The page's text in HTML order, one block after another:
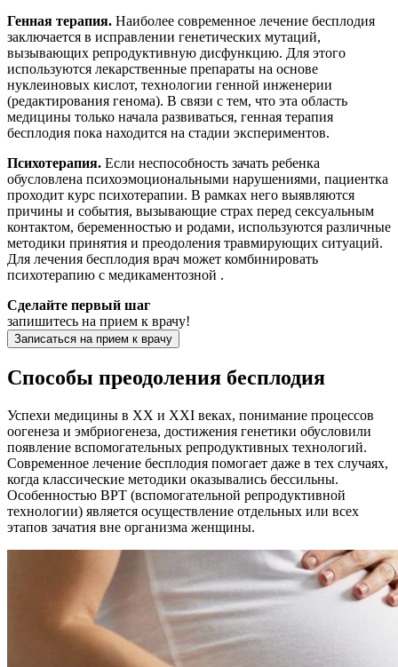
Генная терапия. Наиболее современное лечение бесплодия
заключается в исправлении генетических мутаций,
вызывающих репродуктивную дисфункцию. Для этого
используются лекарственные препараты на основе
нуклеиновых кислот, технологии генной инженерии
(редактирования генома). В связи с тем, что эта область
медицины только начала развиваться, генная терапия
бесплодия пока находится на стадии экспериментов.
Психотерапия. Если неспособность зачать ребенка
обусловлена психоэмоциональными нарушениями, пациентка
проходит курс психотерапии. В рамках него выявляются
причины и события, вызывающие страх перед сексуальным
контактом, беременностью и родами, используются различные
методики принятия и преодоления травмирующих ситуаций.
Для лечения бесплодия врач может комбинировать
психотерапию с медикаментозной .
Сделайте первый шаг
запишитесь на прием к врачу!
Записаться на прием к врачу
Способы преодоления бесплодия
Успехи медицины в XX и XXI веках, понимание процессов
оогенеза и эмбриогенеза, достижения генетики обусловили
появление вспомогательных репродуктивных технологий.
Современное лечение бесплодия помогает даже в тех случаях,
когда классические методики оказывались бессильны.
Особенностью ВРТ (вспомогательной репродуктивной
технологии) является осуществление отдельных или всех
этапов зачатия вне организма женщины.